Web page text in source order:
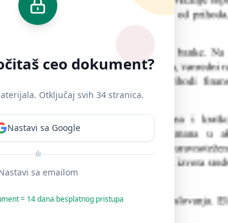
ceo dokument?
Otključaj svih 34 stranica.
Nastavi sa Google
ili
sa emailom
= 14 dana besplatnog pristupa